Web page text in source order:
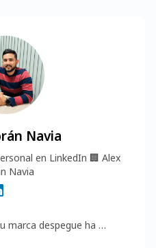
Navia
en LinkedIn 🏢 Alex
Navia
marca despegue ha